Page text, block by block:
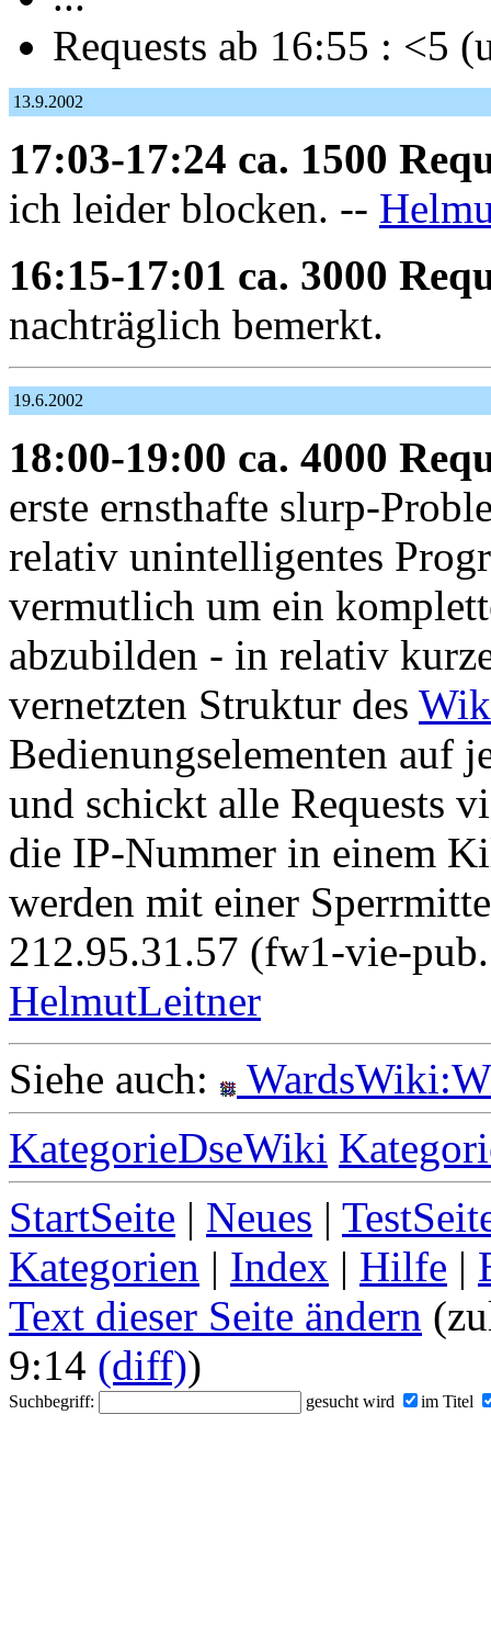
Requests ab 16:55 : <5
13.9.2002
17:03-17:24 ca. 1500
ich leider blocken. --
16:15-17:01 ca. 3000
nachträglich bemerkt.
19.6.2002
18:00-19:00 ca. 4000
erste ernsthafte slurp-
relativ unintelligentes
vermutlich um ein
abzubilden - in relativ
vernetzten Struktur des
Bedienungselementen auf
und schickt alle Requests
die IP-Nummer in einem
werden mit einer
212.95.31.57 (fw1-vie-
HelmutLeitner
Siehe auch:
KategorieDseWiki
StartSeite | Neues |
Kategorien | Index | Hilfe |
Text dieser Seite ändern
9:14 (diff))
Suchbegriff: gesucht wird im Titel